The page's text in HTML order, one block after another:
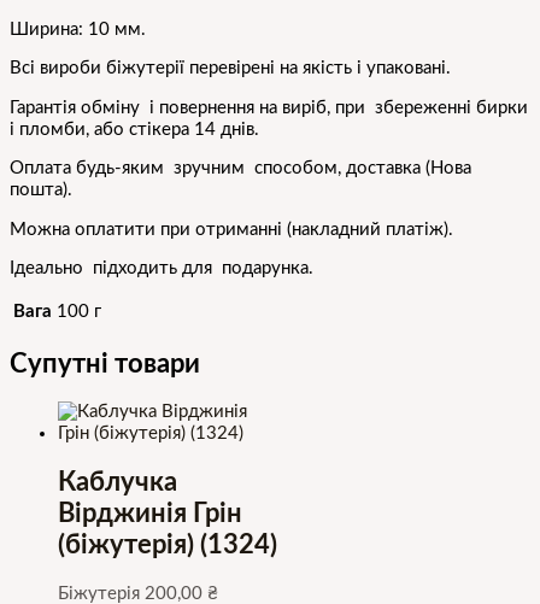
Ширина: 10 мм.
Всі вироби біжутерії перевірені на якість і упаковані.
Гарантія обміну і повернення на виріб, при збереженні бирки
і пломби, або стікера 14 днів.
Оплата будь-яким зручним способом, доставка (Нова
пошта).
Можна оплатити при отриманні (накладний платіж).
Ідеально підходить для подарунка.
Вага 100 г
Супутні товари
Каблучка
Вірджинія Грін
(біжутерія) (1324)
Біжутерія 200,00 ₴